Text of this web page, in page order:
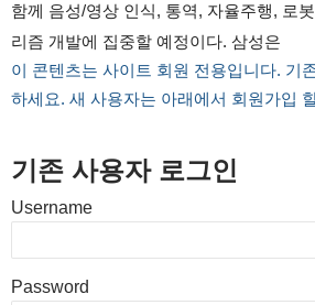
함께 음성/영상 인식, 통역, 자율주행, 로
리즘 개발에 집중할 예정이다. 삼성은
이 콘텐츠는 사이트 회원 전용입니다. 기
하세요. 새 사용자는 아래에서 회원가입
기존 사용자 로그인
Username
Password